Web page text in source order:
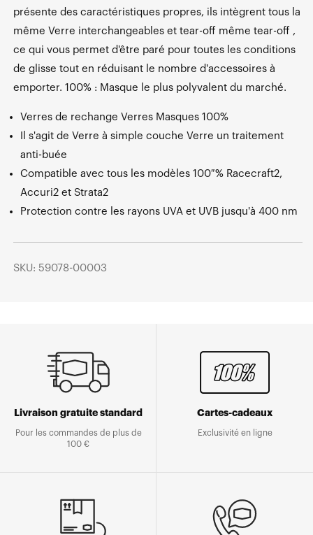
présente des caractéristiques propres, ils intègrent tous la
même Verre interchangeables et tear-off même tear-off ,
ce qui vous permet d'être paré pour toutes les conditions
de glisse tout en réduisant le nombre d'accessoires à
emporter. 100% : Masque le plus polyvalent du marché.
Verres de rechange Verres Masques 100%
Il s'agit de Verre à simple couche Verre un traitement
anti-buée
Compatible avec tous les modèles 100 % Racecraft2,
Accuri2 et Strata2
Protection contre les rayons UVA et UVB jusqu'à 400 nm
SKU: 59078-00003
Livraison gratuite standard
Pour les commandes de plus de
100 €
Cartes-cadeaux
Exclusivité en ligne